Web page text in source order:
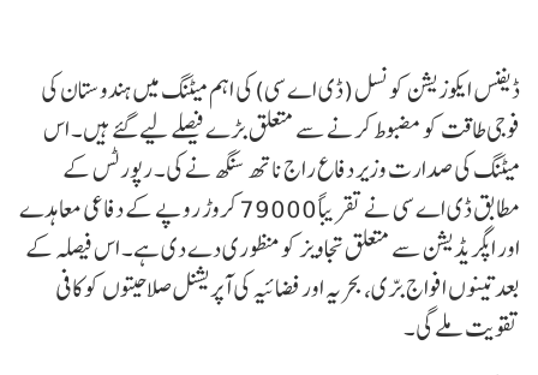
ڈیفنس ایکوزیشن کونسل (ڈی اے سی) کی اہم میٹنگ میں ہندوستان کی
فوجی طاقت کو مضبوط کرنے سے متعلق بڑے فیصلے لیے گئے ہیں۔ اس
میٹنگ کی صدارت وزیر دفاع راج ناتھ سنگھ نے کی۔ رپورٹس کے
مطابق ڈی اے سی نے تقریباً 79000 کروڑ روپے کے دفاعی معاہدے
اور اپگریڈیشن سے متعلق تجاویز کو منظوری دے دی ہے۔ اس فیصلہ کے
بعد تینوں افواج برّی، بحریہ اور فضائیہ کی آپریشنل صلاحیتوں کو کافی
تقویت ملے گی۔